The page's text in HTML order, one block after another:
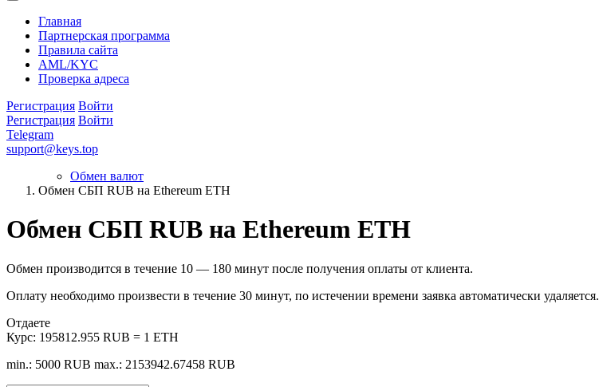
Главная
Партнерская программа
Правила сайта
AML/KYC
Проверка адреса
Регистрация Войти
Регистрация Войти
Telegram
support@keys.top
Обмен валют
Обмен СБП RUB на Ethereum ETH
Обмен СБП RUB на Ethereum ETH
Обмен производится в течение 10 — 180 минут после получения оплаты от клиента.
Оплату необходимо произвести в течение 30 минут, по истечении времени заявка автоматически удаляется.
Отдаете
Курс: 195812.955 RUB = 1 ETH
min.: 5000 RUB max.: 2153942.67458 RUB